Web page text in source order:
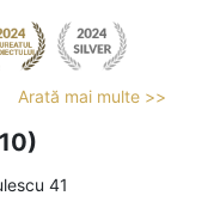
Arată mai multe >>
41